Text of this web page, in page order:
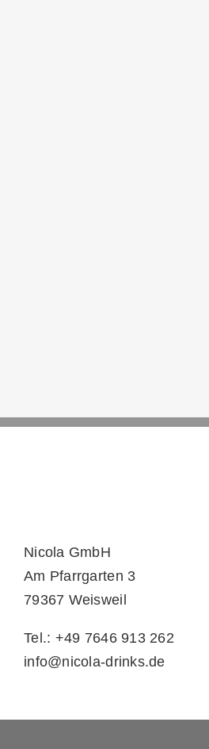
Nicola GmbH
Am Pfarrgarten 3
79367 Weisweil
Tel.: +49 7646 913 262
info@nicola-drinks.de